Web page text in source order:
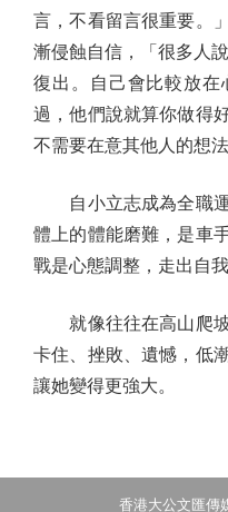
言，不看留言很重要。
漸侵蝕自信，「很多人
復出。自己會比較放在
過，他們說就算你做得
不需要在意其他人的想法
自小立志成為全職運
體上的體能磨難，是車
戰是心態調整，走出自
就像往往在高山爬坡
卡住、挫敗、遺憾，低
讓她變得更強大。
香港大公文匯傳